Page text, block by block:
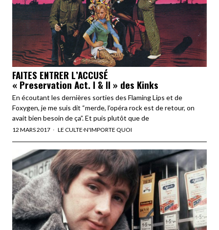
FAITES ENTRER L’ACCUSÉ
« Preservation Act. I & II » des Kinks
En écoutant les dernières sorties des Flaming Lips et de
Foxygen, je me suis dit “merde, l’opéra rock est de retour, on
avait bien besoin de ça”. Et puis plutôt que de
12 MARS 2017 LE CULTE·N'IMPORTE QUOI